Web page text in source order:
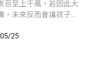
百至上千萬，若因此大
，未來反而會讓孩子成
的退休金顧好，不成
25